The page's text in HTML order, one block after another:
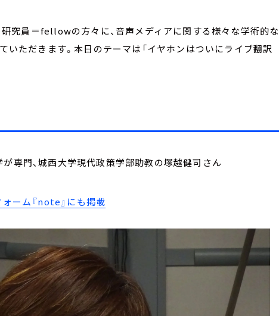
究員＝fellowの方々に、音声メディアに関する様々な学術的な
いただきます。本日のテーマは「イヤホンはついにライブ翻訳
専門、城西大学現代政策学部助教の塚越健司さん
ーム『note』にも掲載